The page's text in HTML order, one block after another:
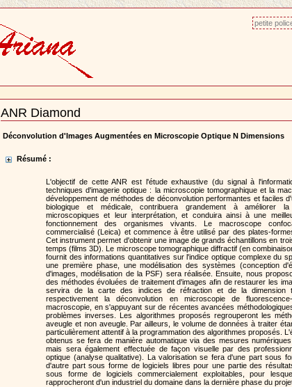
petite
ANR Diamond
Document
Actions
Déconvolution d'Images Augmentées en Microscopie Optique N Dimensions
Résumé :
L'objectif de cette ANR est l'étude exhaustive (du signal à
techniques d'imagerie optique : la microscopie tomographique et la
développement de méthodes de déconvolution performantes et faciles
biologique et médicale, contribuera grandement à améliorer
microscopiques et leur interprétation, et conduira ainsi à une
fonctionnement des organismes vivants. Le macroscope
commercialisé (Leica) et commence à être utilisé par des plates-
Cet instrument permet d'obtenir une image de grands échantillons en
temps (films 3D). Le microscope tomographique diffractif (en
fournit des informations quantitatives sur l'indice optique complexe du
une première phase, une modélisation des systèmes (conception
d'images, modélisation de la PSF) sera réalisée. Ensuite, nous
des méthodes évoluées de traitement d'images afin de restaurer les
servira de la carte des indices de réfraction et de la dimension
respectivement la déconvolution en microscopie de
macroscopie, en s'appuyant sur de récentes avancées
problèmes inverses. Les algorithmes proposés regrouperont les
aveugle et non aveugle. Par ailleurs, le volume de données à traiter
particulièrement attentif à la programmation des algorithmes proposés.
obtenus se fera de manière automatique via des mesures numériques
mais sera également effectuée de façon visuelle par des
optique (analyse qualitative). La valorisation se fera d'une part sous
d'autre part sous forme de logiciels libres pour une partie des
sous forme de logiciels commercialement exploitables, pour
rapprocheront d'un industriel du domaine dans la dernière phase du